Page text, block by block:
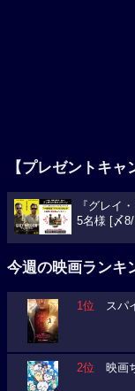
【プレゼントキャ
『グレイ
5名様 [〆8/
今週の映画ランキ
1位 スパ
2位 映画